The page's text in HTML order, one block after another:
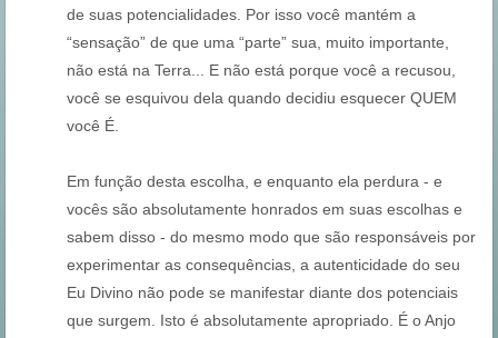
de suas potencialidades. Por isso você mantém a
“sensação” de que uma “parte” sua, muito importante,
não está na Terra... E não está porque você a recusou,
você se esquivou dela quando decidiu esquecer QUEM
você É.
Em função desta escolha, e enquanto ela perdura - e
vocês são absolutamente honrados em suas escolhas e
sabem disso - do mesmo modo que são responsáveis por
experimentar as consequências, a autenticidade do seu
Eu Divino não pode se manifestar diante dos potenciais
que surgem. Isto é absolutamente apropriado. É o Anjo